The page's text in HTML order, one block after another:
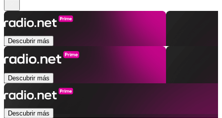
Descubrir más
Descubrir más
Descubrir más